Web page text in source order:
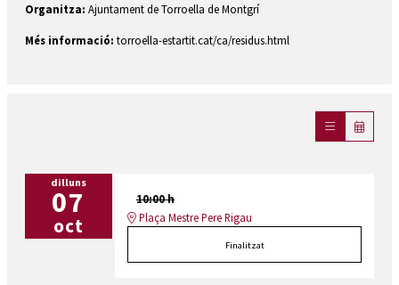
Organitza: Ajuntament de Torroella de Montgrí
Més informació: torroella-estartit.cat/ca/residus.html
dilluns
07
oct
10:00 h
Plaça Mestre Pere Rigau
Finalitzat